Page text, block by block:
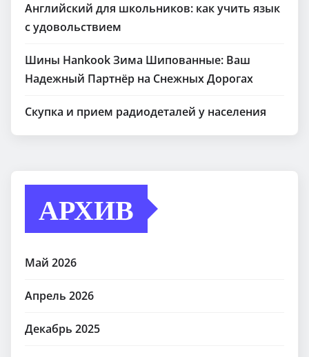
Английский для школьников: как учить язык
с удовольствием
Шины Hankook Зима Шипованные: Ваш
Надежный Партнёр на Снежных Дорогах
Скупка и прием радиодеталей у населения
АРХИВ
Май 2026
Апрель 2026
Декабрь 2025